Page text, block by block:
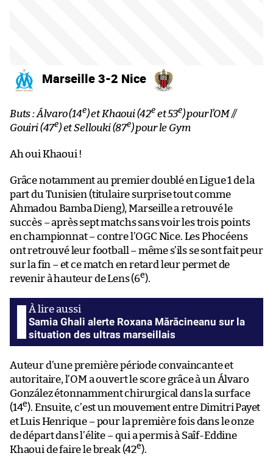
Marseille 3-2 Nice
Buts : Álvaro (14e) et Khaoui (42eet 53e) pour l’OM //
Gouiri (47e) et Sellouki (87e) pour le Gym
Ah oui Khaoui !
Grâce notamment au premier doublé en Ligue 1 de la
part du Tunisien (titulaire surprise tout comme
Ahmadou Bamba Dieng), Marseille a retrouvé le
succès – après sept matchs sans voir les trois points
en championnat – contre l’OGC Nice. Les Phocéens
ont retrouvé leur football – même s’ils se sont fait peur
sur la fin – et ce match en retard leur permet de
revenir à hauteur de Lens (6e).
Samia Ghali alerte Roxana Mărăcineanu sur la
situation des ultras marseillais
Auteur d’une première période convaincante et
autoritaire, l’OM a ouvert le score grâce à un Álvaro
González étonnamment chirurgical dans la surface
(14e). Ensuite, c’est un mouvement entre Dimitri Payet
et Luis Henrique – pour la première fois dans le onze
de départ dans l’élite – qui a permis à Saîf-Eddine
Khaoui de faire le break (42e).